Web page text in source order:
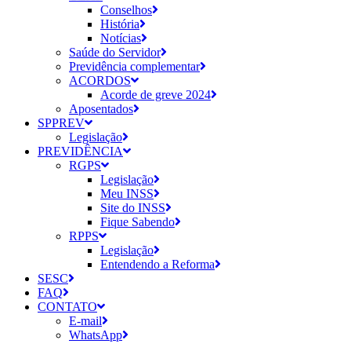
Conselhos
História
Notícias
Saúde do Servidor
Previdência complementar
ACORDOS
Acorde de greve 2024
Aposentados
SPPREV
Legislação
PREVIDÊNCIA
RGPS
Legislação
Meu INSS
Site do INSS
Fique Sabendo
RPPS
Legislação
Entendendo a Reforma
SESC
FAQ
CONTATO
E-mail
WhatsApp